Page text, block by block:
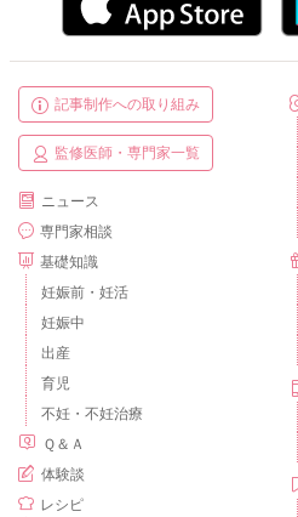
記事制作への取り組み
監修医師・専門家一覧
ニュース
専門家相談
基礎知識
妊娠前・妊活
妊娠中
出産
育児
不妊・不妊治療
Ｑ＆Ａ
体験談
レシピ